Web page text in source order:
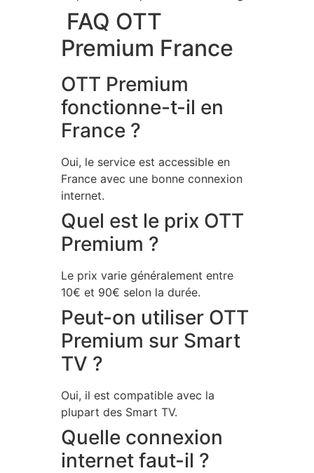
FAQ OTT
Premium France
OTT Premium
fonctionne-t-il en
France ?
Oui, le service est accessible en
France avec une bonne connexion
internet.
Quel est le prix OTT
Premium ?
Le prix varie généralement entre
10€ et 90€ selon la durée.
Peut-on utiliser OTT
Premium sur Smart
TV ?
Oui, il est compatible avec la
plupart des Smart TV.
Quelle connexion
internet faut-il ?